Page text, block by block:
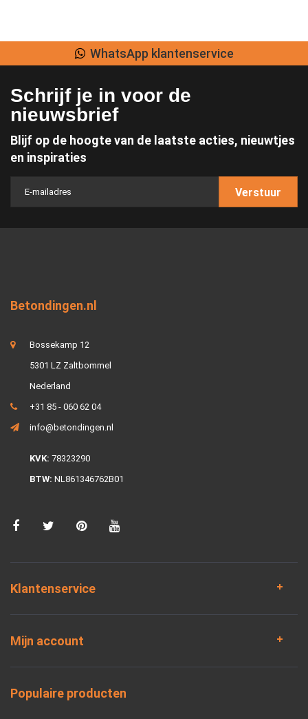
WhatsApp klantenservice
Schrijf je in voor de
nieuwsbrief
Blijf op de hoogte van de laatste acties, nieuwtjes
en inspiraties
Verstuur
Betondingen.nl
Bossekamp 12
5301 LZ Zaltbommel
Nederland
+31 85 - 060 62 04
info@betondingen.nl
KVK: 78323290
BTW: NL861346762B01
Klantenservice
Mijn account
Populaire producten